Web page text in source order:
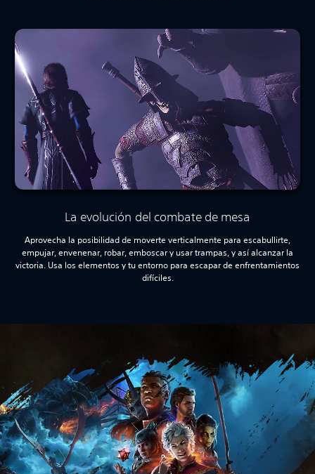
La evolución del combate de mesa
Aprovecha la posibilidad de moverte verticalmente para escabullirte,
empujar, envenenar, robar, emboscar y usar trampas, y así alcanzar la
victoria. Usa los elementos y tu entorno para escapar de enfrentamientos
difíciles.